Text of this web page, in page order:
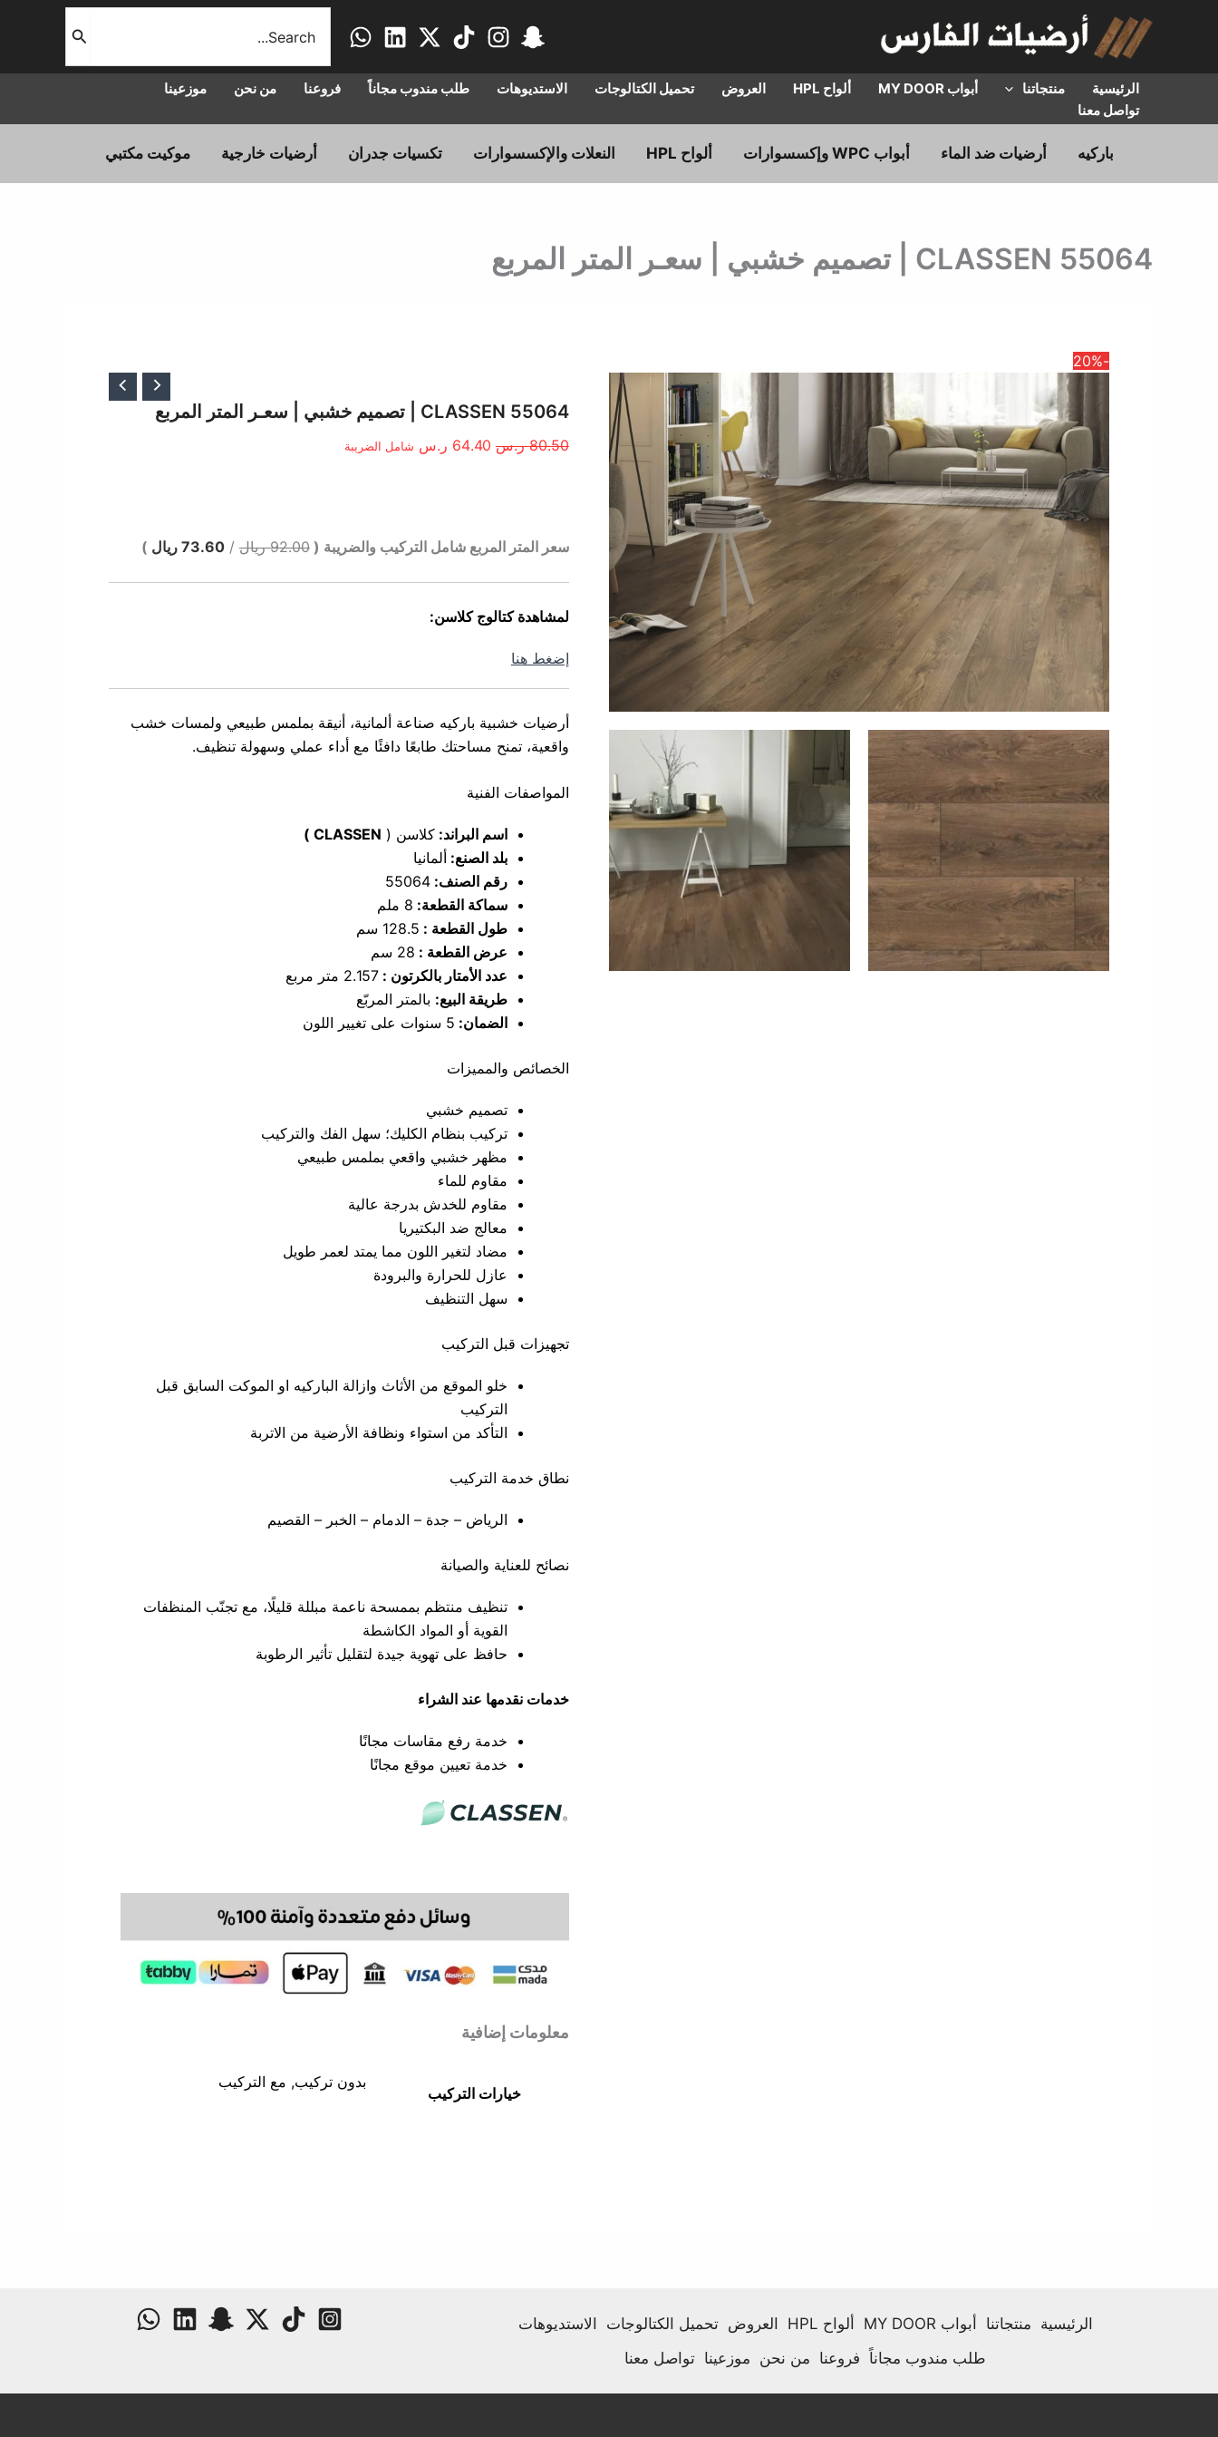
عن:
الرئيسية منتجاتنا أبواب MY DOOR ألواح HPL العروض تحميل الكتالوجات الاستديوهات طلب مندوب مجاناً فروعنا من نحن
موزعينا
تواصل معنا
باركيه أرضيات ضد الماء أبواب WPC وإكسسوارات ألواح HPL النعلات والإكسسوارات تكسيات جدران أرضيات خارجية موكيت مكتبي
CLASSEN 55064 | تصميم خشبي | سعـر المتر المربع
-20%
CLASSEN 55064 | تصميم خشبي | سعـر المتر المربع
80.50 ر.س
الأصلي
80.50 ر.س.
64.40 ر.س
الحالي
64.40 ر.س.
شامل الضريبة
سعر المتر المربع شامل التركيب والضريبة (92.00 ريال /73.60 ريال )
لمشاهدة كتالوج كلاسن:
إضغط هنا
أرضيات خشبية باركيه صناعة ألمانية، أنيقة بملمس طبيعي ولمسات خشب
واقعية، تمنح مساحتك طابعًا دافئًا مع أداء عملي وسهولة تنظيف.
المواصفات الفنية
اسم البراند:كلاسن ( CLASSEN )
بلد الصنع: ألمانيا
رقم الصنف:55064
سماكة القطعة: 8 ملم
طول القطعة : 128.5 سم
عرض القطعة : 28 سم
عدد الأمتار بالكرتون :2.157 متر مربع
طريقة البيع: بالمتر المربّع
الضمان: 5 سنوات على تغيير اللون
الخصائص والمميزات
تصميم خشبي
تركيب بنظام الكليك؛ سهل الفك والتركيب
مظهر خشبي واقعي بملمس طبيعي
مقاوم للماء
مقاوم للخدش بدرجة عالية
معالج ضد البكتيريا
مضاد لتغير اللون مما يمتد لعمر طويل
عازل للحرارة والبرودة
سهل التنظيف
تجهيزات قبل التركيب
خلو الموقع من الأثاث وازالة الباركيه او الموكت السابق قبل
التركيب
التأكد من استواء ونظافة الأرضية من الاتربة
نطاق خدمة التركيب
الرياض – جدة – الدمام – الخبر – القصيم
نصائح للعناية والصيانة
تنظيف منتظم بممسحة ناعمة مبللة قليلًا، مع تجنّب المنظفات
القوية أو المواد الكاشطة
حافظ على تهوية جيدة لتقليل تأثير الرطوبة
خدمات نقدمها عند الشراء
خدمة رفع مقاسات مجانًا
خدمة تعيين موقع مجانًا
معلومات إضافية
خيارات التركيب
بدون تركيب, مع التركيب
الرئيسية منتجاتنا أبواب MY DOOR ألواح HPL العروض تحميل الكتالوجات الاستديوهات
طلب مندوب مجاناً فروعنا من نحن موزعينا تواصل معنا